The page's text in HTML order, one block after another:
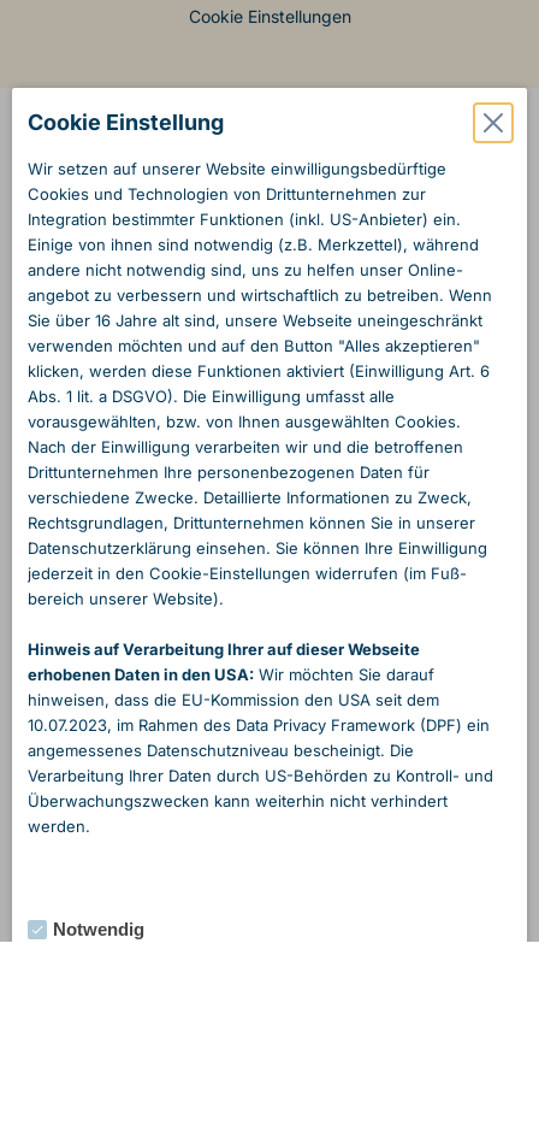
Cookie Einstellungen
Cookie Einstellung
Wir setzen auf unserer Website einwilligungs­bedürftige
Cookies und Technologien von Dritt­unternehmen zur
Integration bestimmter Funktionen (inkl. US-Anbieter) ein.
Einige von ihnen sind notwendig (z.B. Merkzettel), während
andere nicht notwendig sind, uns zu helfen unser Online­
angebot zu verbessern und wirtschaftlich zu betreiben. Wenn
Sie über 16 Jahre alt sind, unsere Webseite unein­geschränkt
verwenden möchten und auf den Button "Alles akzeptieren"
klicken, werden diese Funktionen aktiviert (Einwilligung Art. 6
Abs. 1 lit. a DSGVO). Die Einwilligung umfasst alle
vorausgewählten, bzw. von Ihnen ausgewählten Cookies.
Nach der Einwilligung verarbeiten wir und die betroffenen
Dritt­unternehmen Ihre personen­bezogenen Daten für
verschiedene Zwecke. Detaillierte Informationen zu Zweck,
Rechts­grundlagen, Dritt­unternehmen können Sie in unserer
Daten­schutzerklärung einsehen. Sie können Ihre Einwilligung
jederzeit in den Cookie-Einstellungen widerrufen (im Fuß­
bereich unserer Website).
Hinweis auf Verarbeitung Ihrer auf dieser Webseite
erhobenen Daten in den USA:Wir möchten Sie darauf
hinweisen, dass die EU-Kommission den USA seit dem
10.07.2023, im Rahmen des Data Privacy Framework (DPF) ein
angemessenes Daten­schutzniveau bescheinigt. Die
Verarbeitung Ihrer Daten durch US-Behörden zu Kontroll- und
Überwachungs­zwecken kann weiterhin nicht verhindert
werden.
Notwendig